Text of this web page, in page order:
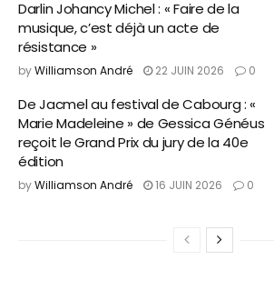
Darlin Johancy Michel : « Faire de la
musique, c’est déjà un acte de
résistance »
byWilliamson André 22 JUIN 2026 0
De Jacmel au festival de Cabourg : «
Marie Madeleine » de Gessica Généus
reçoit le Grand Prix du jury de la 40e
édition
byWilliamson André 16 JUIN 2026 0